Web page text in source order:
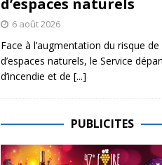
6 août 2026
Face à l’augmentation du risque
d’espaces naturels, le Service
d’incendie et de [...]
PUBLICITES